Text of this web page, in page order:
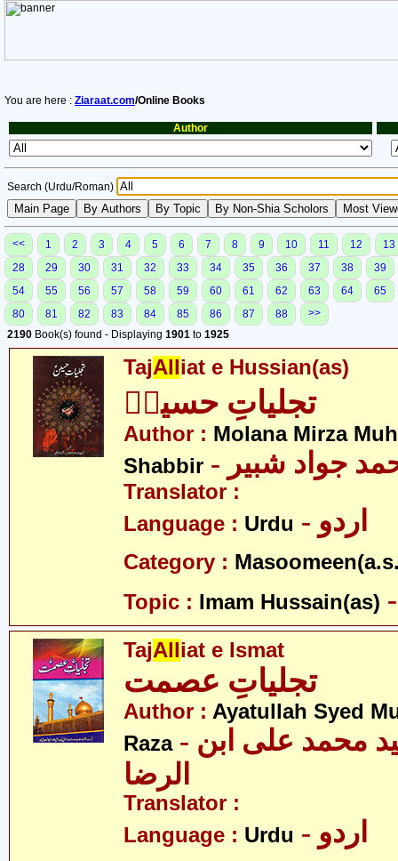
You are here : Ziaraat.com/Online Books
Author
Search (Urdu/Roman)
<< 1 2 3 4 5 6 7 8 9 10 11 12
13
28
29 30 31 32 33 34 35 36 37 38
39
54
55 56 57 58 59 60 61 62 63 64
65
80
81 82 83 84 85 86 87 88
>>
2190 Book(s) found - Displaying 1901 to 1925
TajAlliat e Hussian(as)
تجلیاتِ حسینؑ
Author : Molana Mirza
Shabbir
جواد شبیر
Translator :
Language : Urdu - اردو
Category :
Topic : Imam Hussain(as)
TajAlliat e Ismat
تجلیاتِ عصمت
Author : Ayatullah Syed
Raza- آیت اللہ سید محمد علی ابن
الرضا
Translator :
Language : Urdu - اردو